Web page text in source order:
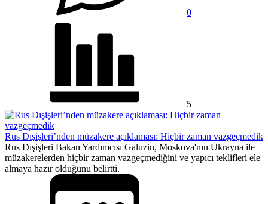
0
5
Rus Dışişleri’nden müzakere açıklaması: Hiçbir zaman vazgeçmedik
Rus Dışişleri Bakan Yardımcısı Galuzin, Moskova'nın Ukrayna ile
müzakerelerden hiçbir zaman vazgeçmediğini ve yapıcı teklifleri ele
almaya hazır olduğunu belirtti.